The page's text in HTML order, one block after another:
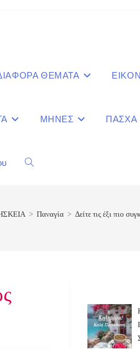
ΘΕΜΑΤΑ
ΜΗΝΕΣ ΠΑΣΧΑ
Toggle
> Παναγία > Δείτε τις έξι πιο